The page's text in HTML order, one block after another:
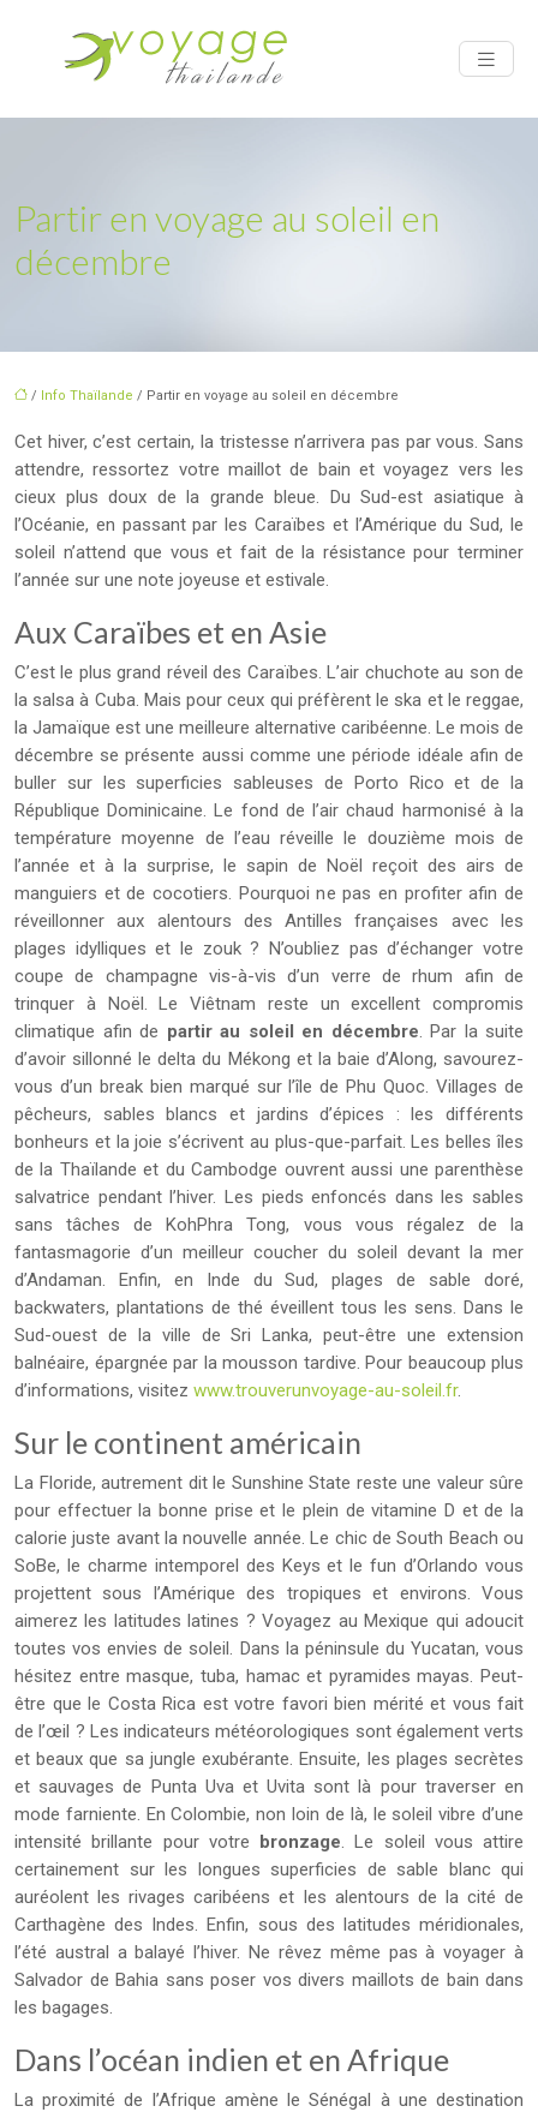
Partir en voyage au soleil en
décembre
/ Info Thaïlande / Partir en voyage au soleil en décembre
Cet hiver, c’est certain, la tristesse n’arrivera pas par vous. Sans
attendre, ressortez votre maillot de bain et voyagez vers les
cieux plus doux de la grande bleue. Du Sud-est asiatique à
l’Océanie, en passant par les Caraïbes et l’Amérique du Sud, le
soleil n’attend que vous et fait de la résistance pour terminer
l’année sur une note joyeuse et estivale.
Aux Caraïbes et en Asie
C’est le plus grand réveil des Caraïbes. L’air chuchote au son de
la salsa à Cuba. Mais pour ceux qui préfèrent le ska et le reggae,
la Jamaïque est une meilleure alternative caribéenne. Le mois de
décembre se présente aussi comme une période idéale afin de
buller sur les superficies sableuses de Porto Rico et de la
République Dominicaine. Le fond de l’air chaud harmonisé à la
température moyenne de l’eau réveille le douzième mois de
l’année et à la surprise, le sapin de Noël reçoit des airs de
manguiers et de cocotiers. Pourquoi ne pas en profiter afin de
réveillonner aux alentours des Antilles françaises avec les
plages idylliques et le zouk ? N’oubliez pas d’échanger votre
coupe de champagne vis-à-vis d’un verre de rhum afin de
trinquer à Noël. Le Viêtnam reste un excellent compromis
climatique afin de partir au soleil en décembre. Par la suite
d’avoir sillonné le delta du Mékong et la baie d’Along, savourez-
vous d’un break bien marqué sur l’île de Phu Quoc. Villages de
pêcheurs, sables blancs et jardins d’épices : les différents
bonheurs et la joie s’écrivent au plus-que-parfait. Les belles îles
de la Thaïlande et du Cambodge ouvrent aussi une parenthèse
salvatrice pendant l’hiver. Les pieds enfoncés dans les sables
sans tâches de KohPhra Tong, vous vous régalez de la
fantasmagorie d’un meilleur coucher du soleil devant la mer
d’Andaman. Enfin, en Inde du Sud, plages de sable doré,
backwaters, plantations de thé éveillent tous les sens. Dans le
Sud-ouest de la ville de Sri Lanka, peut-être une extension
balnéaire, épargnée par la mousson tardive. Pour beaucoup plus
d’informations, visitez www.trouverunvoyage-au-soleil.fr.
Sur le continent américain
La Floride, autrement dit le Sunshine State reste une valeur sûre
pour effectuer la bonne prise et le plein de vitamine D et de la
calorie juste avant la nouvelle année. Le chic de South Beach ou
SoBe, le charme intemporel des Keys et le fun d’Orlando vous
projettent sous l’Amérique des tropiques et environs. Vous
aimerez les latitudes latines ? Voyagez au Mexique qui adoucit
toutes vos envies de soleil. Dans la péninsule du Yucatan, vous
hésitez entre masque, tuba, hamac et pyramides mayas. Peut-
être que le Costa Rica est votre favori bien mérité et vous fait
de l’œil ? Les indicateurs météorologiques sont également verts
et beaux que sa jungle exubérante. Ensuite, les plages secrètes
et sauvages de Punta Uva et Uvita sont là pour traverser en
mode farniente. En Colombie, non loin de là, le soleil vibre d’une
intensité brillante pour votre bronzage. Le soleil vous attire
certainement sur les longues superficies de sable blanc qui
auréolent les rivages caribéens et les alentours de la cité de
Carthagène des Indes. Enfin, sous des latitudes méridionales,
l’été austral a balayé l’hiver. Ne rêvez même pas à voyager à
Salvador de Bahia sans poser vos divers maillots de bain dans
les bagages.
Dans l’océan indien et en Afrique
La proximité de l’Afrique amène le Sénégal à une destination